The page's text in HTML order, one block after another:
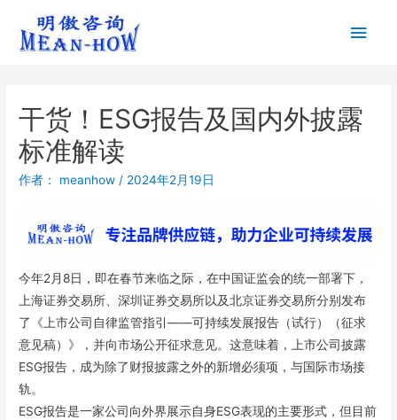
干货！ESG报告及国内外披露
标准解读
作者： meanhow / 2024年2月19日
今年2月8日，即在春节来临之际，在中国证监会的统一部署下，
上海证券交易所、深圳证券交易所以及北京证券交易所分别发布
了《上市公司自律监管指引——可持续发展报告（试行）（征求
意见稿）》，并向市场公开征求意见。这意味着，上市公司披露
ESG报告，成为除了财报披露之外的新增必须项，与国际市场接
轨。
ESG报告是一家公司向外界展示自身ESG表现的主要形式，但目前